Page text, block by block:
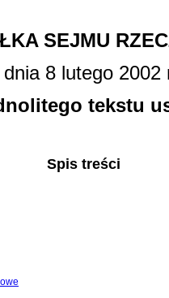
SEJMU
dnia 8 lutego 2002
tekstu
Spis treści